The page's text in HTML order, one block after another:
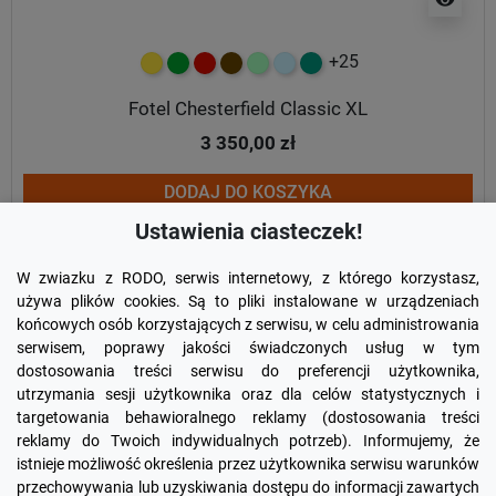
żółtyzielonyczerwony
czekoladowy
miętowybłękitny
turkusowy
+25
Fotel Chesterfield Classic XL
3 350,00 zł
DODAJ DO KOSZYKA
FacebookYouTubePinterest
Ustawienia ciasteczek!
W zwiazku z RODO, serwis internetowy, z którego korzystasz,
używa plików cookies. Są to pliki instalowane w urządzeniach
końcowych osób korzystających z serwisu, w celu administrowania
serwisem, poprawy jakości świadczonych usług w tym
dostosowania treści serwisu do preferencji użytkownika,
utrzymania sesji użytkownika oraz dla celów statystycznych i
targetowania behawioralnego reklamy (dostosowania treści
reklamy do Twoich indywidualnych potrzeb). Informujemy, że
istnieje możliwość określenia przez użytkownika serwisu warunków
przechowywania lub uzyskiwania dostępu do informacji zawartych